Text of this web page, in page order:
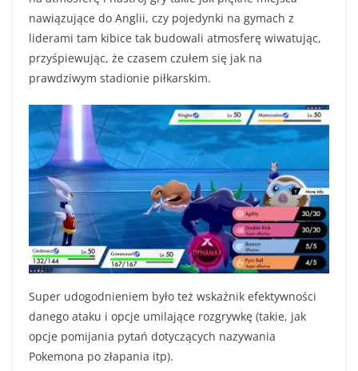
nawiązujące do Anglii, czy pojedynki na gymach z
liderami tam kibice tak budowali atmosferę wiwatując,
przyśpiewując, że czasem czułem się jak na
prawdziwym stadionie piłkarskim.
Super udogodnieniem było też wskaźnik efektywności
danego ataku i opcje umilające rozgrywkę (takie, jak
opcje pomijania pytań dotyczących nazywania
Pokemona po złapania itp).